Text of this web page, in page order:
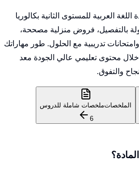
اللغة العربية للمستوى الثانية بكالوريا
بالتفصيل، فروض منزلية مصححة،
تدريبية مع الحلول. طور مهاراتك
محتوى تعليمي عالي الجودة معد
والتفوق.
الملخصاتملخصات شاملة للدروس
6